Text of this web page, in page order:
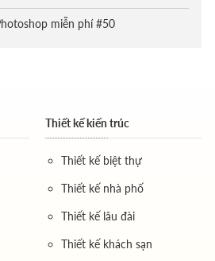
miễn phí #50
Thiết kế kiến trúc
Thiết kế biệt thự
Thiết kế nhà phố
Thiết kế lâu đài
Thiết kế khách sạn